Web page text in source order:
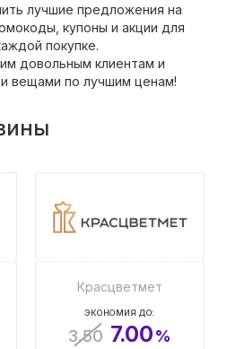
лучшие предложения на
купоны и акции для
покупке.
довольным клиентам и
вещами по лучшим ценам!
Красцветмет
ЭКОНОМИЯ ДО:
3.50 7.00%